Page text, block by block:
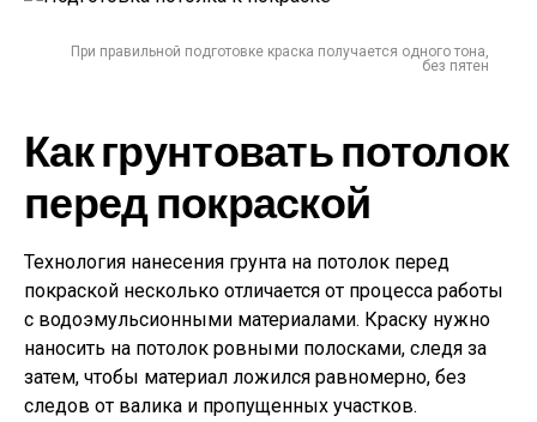
При правильной подготовке краска получается одного тона,
без пятен
Как грунтовать потолок
перед покраской
Технология нанесения грунта на потолок перед
покраской несколько отличается от процесса работы
с водоэмульсионными материалами. Краску нужно
наносить на потолок ровными полосками, следя за
затем, чтобы материал ложился равномерно, без
следов от валика и пропущенных участков.